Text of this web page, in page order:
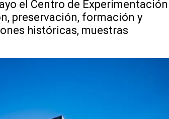
el Centro de Experimentación
preservación, formación y
históricas, muestras